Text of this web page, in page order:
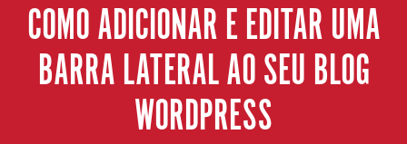
COMO ADICIONAR E EDITAR UMA
BARRA LATERAL AO SEU BLOG
WORDPRESS